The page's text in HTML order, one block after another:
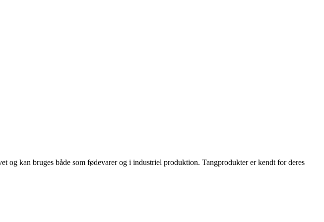
og kan bruges både som fødevarer og i industriel produktion. Tangprodukter er kendt for deres